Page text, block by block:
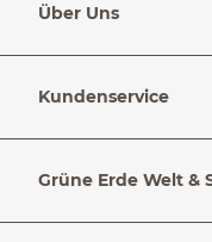
Über Uns
Kundenservice
Grüne Erde Welt &